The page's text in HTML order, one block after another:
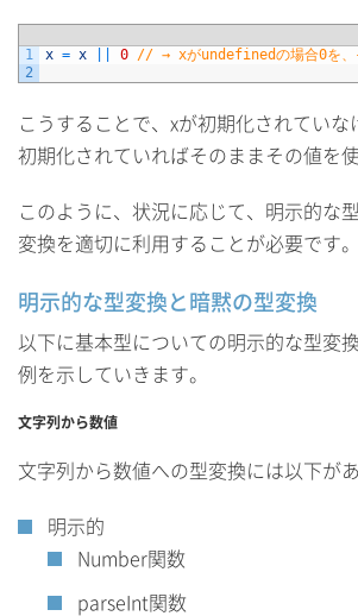
1
2
x = x 0 // → xがundefinedの場合0を、
こうすることで、xが初期化されていな
初期化されていればそのままその値を使
このように、状況に応じて、明示的な
変換を適切に利用することが必要です。
明示的な型変換と暗黙の型変換
以下に基本型についての明示的な型変
例を示していきます。
文字列から数値
文字列から数値への型変換には以下が
明示的
Number関数
parseInt関数